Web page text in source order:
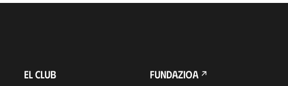
EL CLUB FUNDAZIOA